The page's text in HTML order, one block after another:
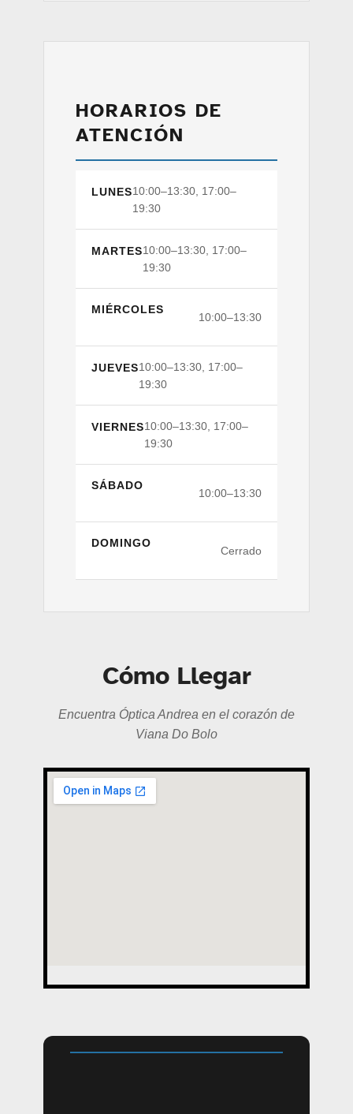
HORARIOS DE
ATENCIÓN
LUNES10:00–13:30, 17:00–
19:30
MARTES10:00–13:30, 17:00–
19:30
MIÉRCOLES
10:00–13:30
JUEVES10:00–13:30, 17:00–
19:30
VIERNES10:00–13:30, 17:00–
19:30
SÁBADO
10:00–13:30
DOMINGO
Cerrado
Cómo Llegar
Encuentra Óptica Andrea en el corazón de
Viana Do Bolo